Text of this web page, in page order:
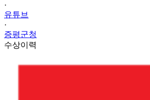
·
유튜브
·
증평군청
수상이력